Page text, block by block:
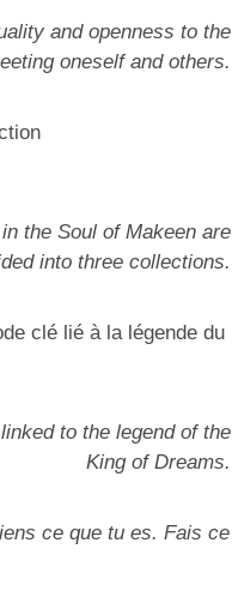
and openness to the
oneself and others.
the Soul of Makeen are
into three collections.
clé lié à la légende du
to the legend of the
King of Dreams.
ce que tu es. Fais ce